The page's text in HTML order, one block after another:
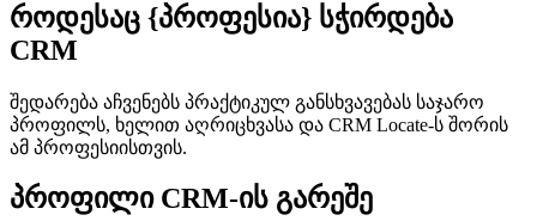
როდესაც {პროფესია} სჭირდება
CRM
შედარება აჩვენებს პრაქტიკულ განსხვავებას საჯარო
პროფილს, ხელით აღრიცხვასა და CRM Locate-ს შორის
ამ პროფესიისთვის.
პროფილი CRM-ის გარეშე